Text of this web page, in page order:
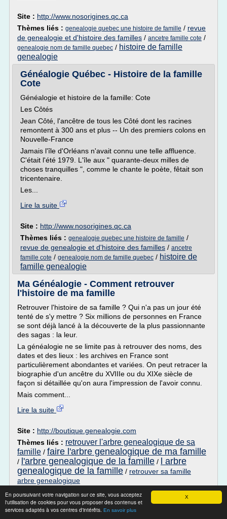
X
En poursuivant votre navigation sur ce site, vous acceptez
l'utilisation de cookies pour vous proposer des contenus et
services adaptés à vos centres d'intérêts. En savoir plus
Site : http://www.nosorigines.qc.ca
Thèmes liés : genealogie quebec une histoire de famille / revue
de genealogie et d'histoire des familles / ancetre famille cote /
genealogie nom de famille quebec / histoire de famille
genealogie
Généalogie Québec - Histoire de la famille
Cote
Généalogie et histoire de la famille: Cote
Les Côtés
Jean Côté, l'ancêtre de tous les Côté dont les racines
remontent à 300 ans et plus -- Un des premiers colons en
Nouvelle-France
Jamais l'île d'Orléans n'avait connu une telle affluence.
C'était l'été 1979. L'île aux " quarante-deux milles de
choses tranquilles ", comme le chante le poète, fêtait son
tricentenaire.
Les...
Lire la suite
Site : http://www.nosorigines.qc.ca
Thèmes liés : genealogie quebec une histoire de famille /
revue de genealogie et d'histoire des familles / ancetre
famille cote / genealogie nom de famille quebec / histoire de
famille genealogie
Ma Généalogie - Comment retrouver
l'histoire de ma famille
Retrouver l'histoire de sa famille ? Qui n'a pas un jour été
tenté de s'y mettre ? Six millions de personnes en France
se sont déjà lancé à la découverte de la plus passionnante
des sagas : la leur.
La généalogie ne se limite pas à retrouver des noms, des
dates et des lieux : les archives en France sont
particulièrement abondantes et variées. On peut retracer la
biographie d'un ancêtre du XVIIIe ou du XIXe siècle de
façon si détaillée qu'on aura l'impression de l'avoir connu.
Mais comment...
Lire la suite
Site : http://boutique.genealogie.com
Thèmes liés : retrouver l'arbre genealogique de sa
famille / faire l'arbre genealogique de ma famille
/ l'arbre genealogique de la famille /
l arbre
genealogique de la famille / retrouver sa famille
arbre genealogique
AncestroWeb
Tous les sites ci-après ont été initiés et créés en amicale